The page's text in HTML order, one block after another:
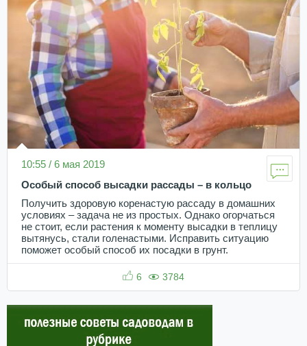
10:55 / 6 мая 2019
Особый способ высадки рассады – в кольцо
Получить здоровую коренастую рассаду в домашних
условиях – задача не из простых. Однако огорчаться
не стоит, если растения к моменту высадки в теплицу
вытянусь, стали голенастыми. Исправить ситуацию
поможет особый способ их посадки в грунт.
6 3784